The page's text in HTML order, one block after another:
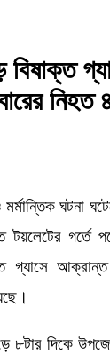
বিষাক্ত
নিহত
মর্মান্তিক ঘটনা
টয়লেটের গর্তে
গ্যাসে
৮টার দিকে